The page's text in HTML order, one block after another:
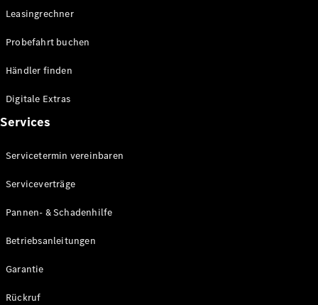
Multimedia
Over-the-
Fahrhilfen
Konzeptfahrzeuge
Nachhaltigkeit
Mercedes-
Benz
Schweiz
Leasingrechner
Probefahrt buchen
Händler finden
Digitale Extras
Services
Servicetermin vereinbaren
Serviceverträge
Pannen- & Schadenhilfe
Betriebsanleitungen
Garantie
Rückruf